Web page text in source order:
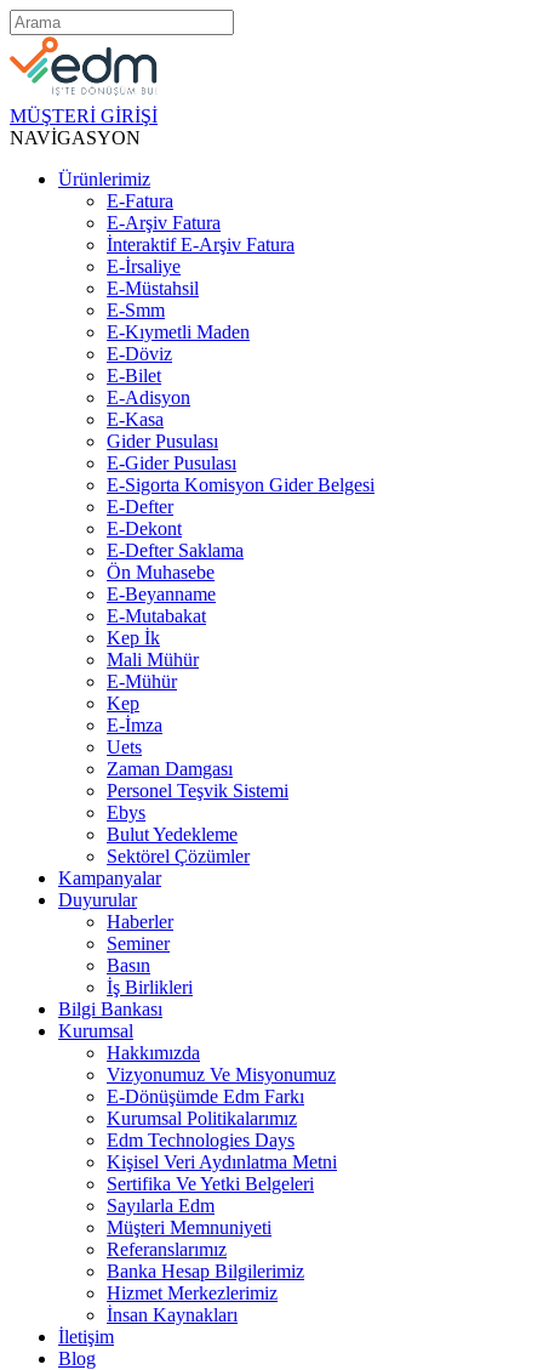
MÜŞTERİ GİRİŞİ
NAVİGASYON
Ürünlerimiz
E-Fatura
E-Arşiv Fatura
İnteraktif E-Arşiv Fatura
E-İrsaliye
E-Müstahsil
E-Smm
E-Kıymetli Maden
E-Döviz
E-Bilet
E-Adisyon
E-Kasa
Gider Pusulası
E-Gider Pusulası
E-Sigorta Komisyon Gider Belgesi
E-Defter
E-Dekont
E-Defter Saklama
Ön Muhasebe
E-Beyanname
E-Mutabakat
Kep İk
Mali Mühür
E-Mühür
Kep
E-İmza
Uets
Zaman Damgası
Personel Teşvik Sistemi
Ebys
Bulut Yedekleme
Sektörel Çözümler
Kampanyalar
Duyurular
Haberler
Seminer
Basın
İş Birlikleri
Bilgi Bankası
Kurumsal
Hakkımızda
Vizyonumuz Ve Misyonumuz
E-Dönüşümde Edm Farkı
Kurumsal Politikalarımız
Edm Technologies Days
Kişisel Veri Aydınlatma Metni
Sertifika Ve Yetki Belgeleri
Sayılarla Edm
Müşteri Memnuniyeti
Referanslarımız
Banka Hesap Bilgilerimiz
Hizmet Merkezlerimiz
İnsan Kaynakları
İletişim
Blog